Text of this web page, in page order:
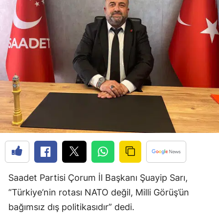
Denizli
Diyarbakır
Edirne
Elazığ
Erzincan
Erzurum
Eskişehir
Gaziantep
Giresun
Gümüşhane
Saadet Partisi Çorum İl Başkanı Şuayip Sarı,
“Türkiye’nin rotası NATO değil, Milli Görüş’ün
bağımsız dış politikasıdır” dedi.